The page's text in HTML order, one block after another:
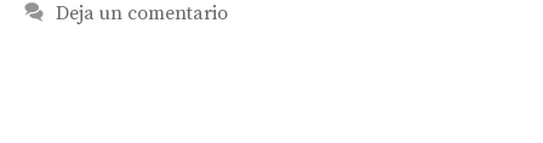
Deja un comentario